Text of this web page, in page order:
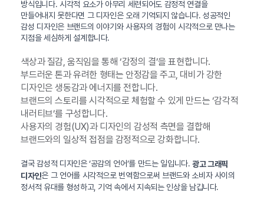
방식입니다. 시각적 요소가 아무리 세련되어도 감정적 연결을
만들어내지 못한다면 그 디자인은 오래 기억되지 않습니다. 성공적인
감성 디자인은 브랜드의 이야기와 사용자의 경험이 시각적으로 만나는
지점을 세심하게 설계합니다.
색상과 질감, 움직임을 통해 ‘감정의 결’을 표현합니다.
부드러운 톤과 유려한 형태는 안정감을 주고, 대비가 강한
디자인은 생동감과 에너지를 전합니다.
브랜드의 스토리를 시각적으로 체험할 수 있게 만드는 ‘감각적
내러티브’를 구성합니다.
사용자의 경험(UX)과 디자인의 감성적 측면을 결합해
브랜드와의 일상적 접점을 감정적으로 강화합니다.
결국 감성적 디자인은 ‘공감의 언어’를 만드는 일입니다.광고 그래픽
디자인은 그 언어를 시각적으로 번역함으로써 브랜드와 소비자 사이의
정서적 유대를 형성하고, 기억 속에서 지속되는 인상을 남깁니다.